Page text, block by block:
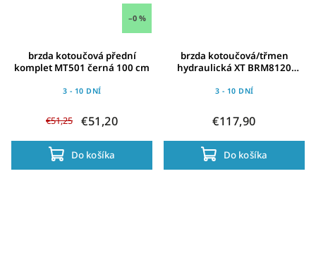
–0 %
brzda kotoučová přední
komplet MT501 černá 100 cm
3 - 10 DNÍ
€51,25 €51,20
Do košíka
brzda kotoučová/třmen
hydraulická XT BRM8120
3 - 10 DNÍ
€117,90
Do košíka